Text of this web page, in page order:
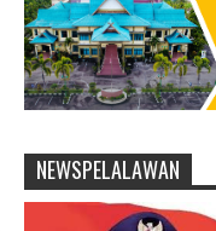
NEWSPELALAWAN